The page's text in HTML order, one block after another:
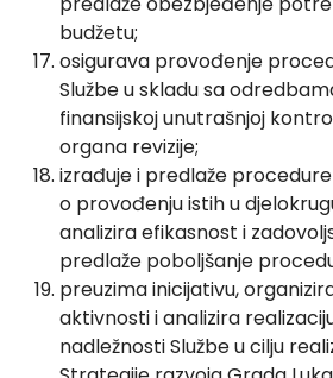
budžetu;
osigurava provođenje
Službe u skladu sa
finansijskoj unutrašnjoj
organa revizije;
izrađuje i predlaže
o provođenju istih u
analizira efikasnost i
predlaže poboljšanje
preuzima inicijativu,
aktivnosti i analizira
nadležnosti Službe u cilju